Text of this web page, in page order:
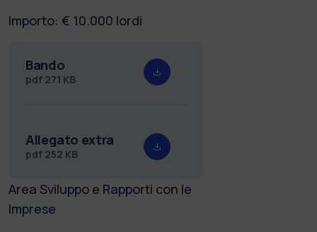
Importo: € 10.000 lordi
Bando
pdf 271 KB
Allegato extra
pdf 252 KB
Area Sviluppo e Rapporti con le
Imprese